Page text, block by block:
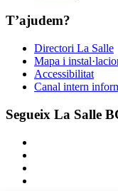
T’ajudem?
Directori La Salle
Mapa i
Accessibilitat
Canal intern
Segueix La Salle